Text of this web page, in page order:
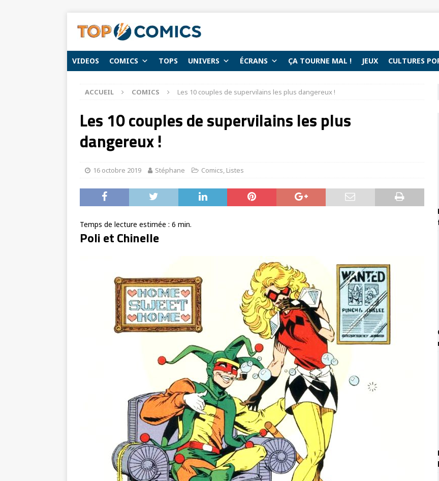
VIDEOS COMICS TOPS UNIVERS ÉCRANS ÇA TOURNE MAL ! JEUX CULTURES
ACCUEIL COMICS Les 10 couples de supervilains les plus dangereux !
Les 10 couples de supervilains les plus
dangereux !
16 octobre 2019 Stéphane Comics, Listes
Temps de lecture estimée : 6 min.
Poli et Chinelle